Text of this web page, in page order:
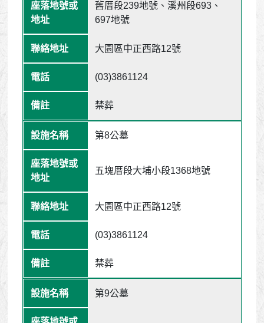
舊厝段239地號、溪州段693、
697地號
大園區中正西路12號
(03)3861124
禁葬
第8公墓
五塊厝段大埔小段1368地號
大園區中正西路12號
(03)3861124
禁葬
第9公墓